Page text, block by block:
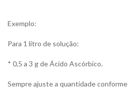
Exemplo:
Para 1 litro de solução:
* 0,5 a 3 g de Ácido Ascórbico.
Sempre ajuste a quantidade